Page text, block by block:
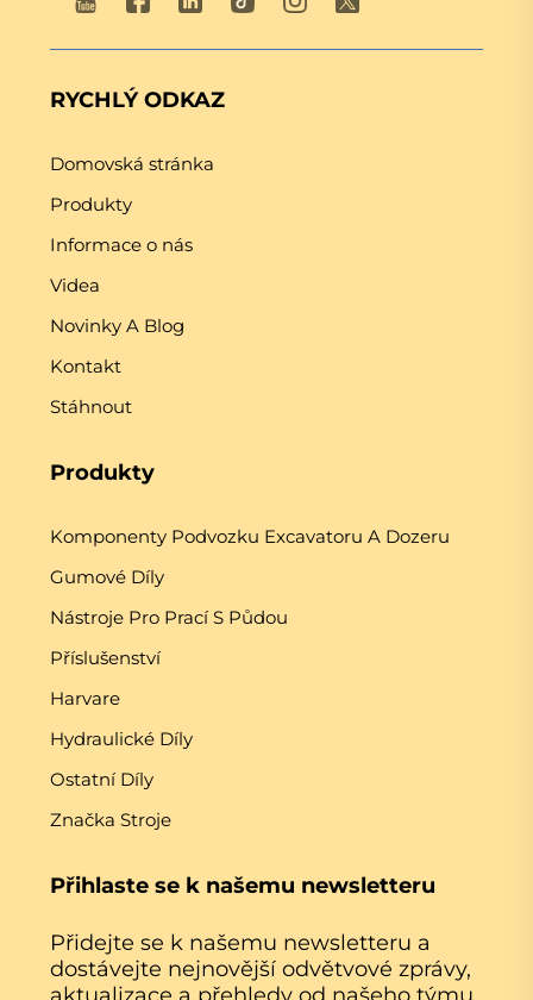
RYCHLÝ ODKAZ
Domovská stránka
Produkty
Informace o nás
Videa
Novinky A Blog
Kontakt
Stáhnout
Produkty
Komponenty Podvozku Excavatoru A Dozeru
Gumové Díly
Nástroje Pro Prací S Půdou
Příslušenství
Harvare
Hydraulické Díly
Ostatní Díly
Značka Stroje
Přihlaste se k našemu newsletteru
Přidejte se k našemu newsletteru a
dostávejte nejnovější odvětvové zprávy,